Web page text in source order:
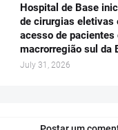
Hospital de Base
de cirurgias eletivas
acesso de pacientes
macrorregião sul da
July 31, 2026